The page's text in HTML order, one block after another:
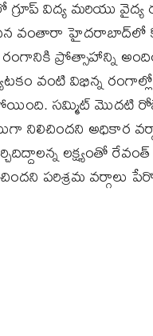
విద్య మరియు వైద్య
చెందిన వంతారా హైదరాబాద్‌లో
ప్రోత్సాహాన్ని
వంటి విభిన్న
సమ్మిట్ మొదటి
నిలిచిందని అధికార
లక్ష్యంతో రేవంత్
పరిశ్రమ వర్గాలు